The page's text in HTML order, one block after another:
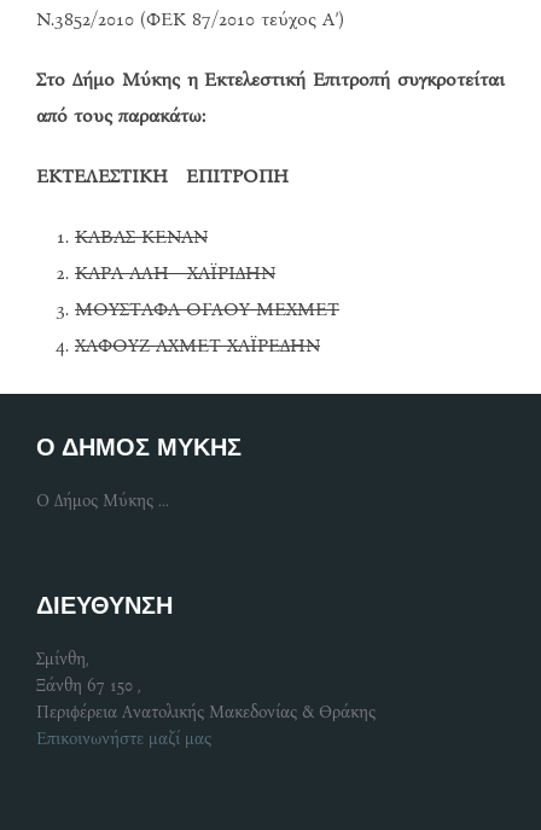
Ν.3852/2010 (ΦΕΚ 87/2010 τεύχος Α’)
Στο Δήμο Μύκης η Εκτελεστική Επιτροπή συγκροτείται
από τους παρακάτω:
ΕΚΤΕΛΕΣΤΙΚΗ ΕΠΙΤΡΟΠΗ
ΚΑΒΑΣ ΚΕΝΑΝ
ΚΑΡΑ ΑΛΗ ΧΑΪΡΙΔΗΝ
ΜΟΥΣΤΑΦΑ ΟΓΛΟΥ ΜΕΧΜΕΤ
ΧΑΦΟΥΖ ΑΧΜΕΤ ΧΑΪΡΕΔΗΝ
Ο ΔΗΜΟΣ ΜΥΚΗΣ
Ο Δήμος Μύκης ...
ΔΙΕΥΘΥΝΣΗ
Σμίνθη,
Ξάνθη 67 150 ,
Περιφέρεια Ανατολικής Μακεδονίας & Θράκης
Επικοινωνήστε μαζί μας